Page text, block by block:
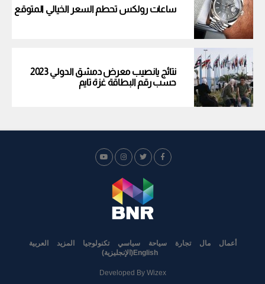
ساعات رولكس تحطم السعر الخيالي المتوقع
نتائج يانصيب معرض دمشق الدولي 2023
حسب رقم البطاقة غزة تايم
أعمال مال تجارة سياحة سياسي تكنولوجيا المزيد
العربية
English
( الإنجليزية)
Developed By Wizex